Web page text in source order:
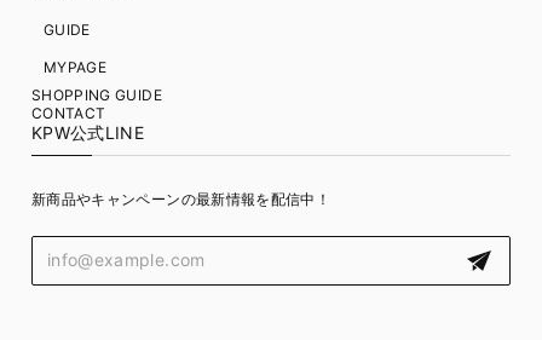
GUIDE
MYPAGE
SHOPPING GUIDE
CONTACT
KPW公式LINE
新商品やキャンペーンの最新情報を配信中！